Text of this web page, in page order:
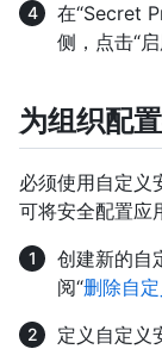
在“Secret
侧，点击“
为组织配
必须使用自定义
可将安全配置应
创建新的自
阅“删除自
定义自定义